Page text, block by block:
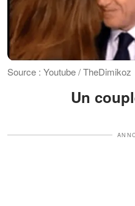
Source : Youtube / TheDimikoz
Un